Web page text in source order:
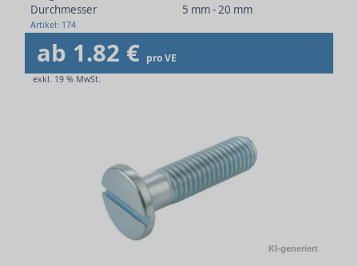
Durchmesser
5 mm - 20 mm
Artikel: 174
ab 1.82 € pro VE
exkl. 19 % MwSt.
KI-generiert